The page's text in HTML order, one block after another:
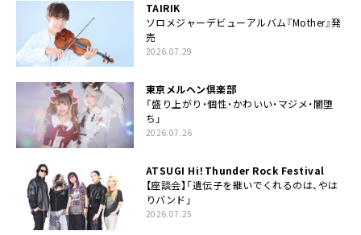
TAIRIK
ソロメジャーデビューアルバム『Mother』発
売
2026.07.29
東京メルヘン倶楽部
「盛り上がり・個性・かわいい・マジメ・闇堕
ち」
2026.07.26
ATSUGI Hi！Thunder Rock Festival
【座談会】「遺伝子を継いでくれるのは、やは
りバンド」
2026.07.25